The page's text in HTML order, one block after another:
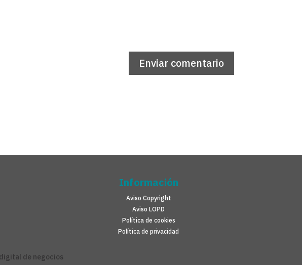
Información
Aviso Copyright
Aviso LOPD
Política de cookies
Política de privacidad